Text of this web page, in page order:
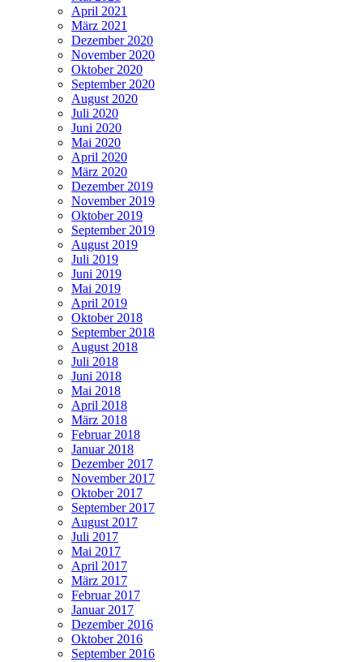
April 2021
März 2021
Dezember 2020
November 2020
Oktober 2020
September 2020
August 2020
Juli 2020
Juni 2020
Mai 2020
April 2020
März 2020
Dezember 2019
November 2019
Oktober 2019
September 2019
August 2019
Juli 2019
Juni 2019
Mai 2019
April 2019
Oktober 2018
September 2018
August 2018
Juli 2018
Juni 2018
Mai 2018
April 2018
März 2018
Februar 2018
Januar 2018
Dezember 2017
November 2017
Oktober 2017
September 2017
August 2017
Juli 2017
Mai 2017
April 2017
März 2017
Februar 2017
Januar 2017
Dezember 2016
Oktober 2016
September 2016